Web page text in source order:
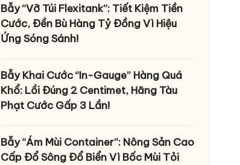
Bẫy “Vỡ Túi Flexitank”: Tiết Kiệm Tiền
Cước, Đền Bù Hàng Tỷ Đồng Vì Hiệu
Ứng Sóng Sánh!
Bẫy Khai Cước “In-Gauge” Hàng Quá
Khổ: Lồi Đúng 2 Centimet, Hãng Tàu
Phạt Cước Gấp 3 Lần!
Bẫy “Ám Mùi Container”: Nông Sản Cao
Cấp Đổ Sông Đổ Biển Vì Bốc Mùi Tỏi